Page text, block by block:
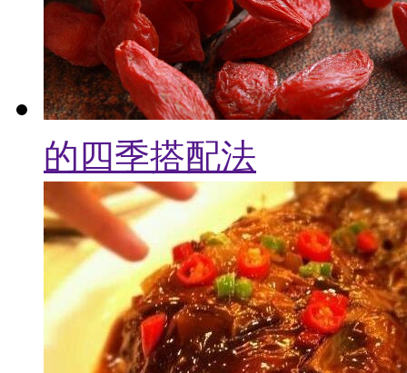
的四季搭配法